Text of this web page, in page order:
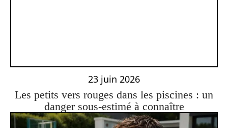
23 juin 2026
Les petits vers rouges dans les piscines : un
danger sous-estimé à connaître